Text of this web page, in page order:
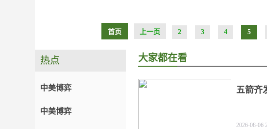
首页 上一页 2 3 4 5
热点
中美博弈
中美博弈
大家都在看
五箭齐
2026-08-06